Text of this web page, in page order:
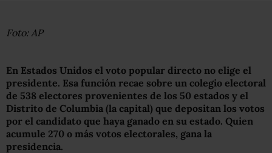
Foto: AP
En Estados Unidos el voto popular directo no elige el
presidente. Esa función recae sobre un colegio electoral
de 538 electores provenientes de los 50 estados y el
Distrito de Columbia (la capital) que depositan los votos
por el candidato que haya ganado en su estado. Quien
acumule 270 o más votos electorales, gana la
presidencia.